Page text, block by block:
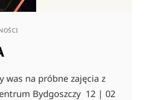
was na próbne zajęcia z
Bydgoszczy 12 | 02